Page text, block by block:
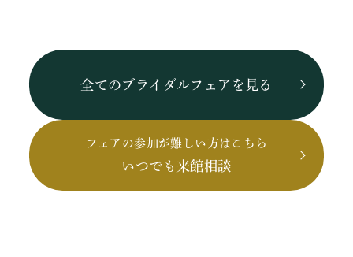
全てのブライダルフェアを見る
フェアの参加が難しい方はこちら
いつでも来館相談